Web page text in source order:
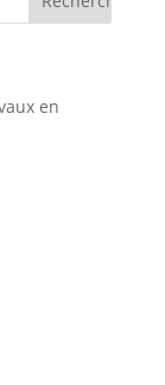
en